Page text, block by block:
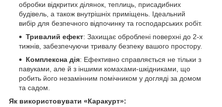
обробки відкритих ділянок, теплиць, присадибних
будівель, а також внутрішніх приміщень. Ідеальний
вибір для безпечного відпочинку та господарських робіт.
Тривалий ефект: Захищає оброблені поверхні до 2-х
тижнів, забезпечуючи тривалу безпеку вашого простору.
Комплексна дія: Ефективно справляється не тільки з
павуками, але й з іншими комахами-шкідниками, що
робить його незамінним помічником у догляді за домом
та садом.
Як використовувати «Каракурт»: